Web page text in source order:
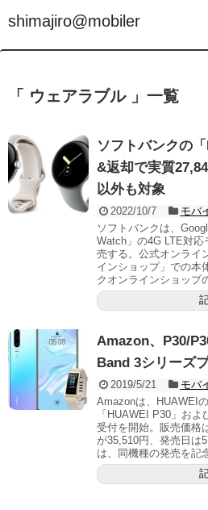
shimajiro@mobiler
「 ウェアラブル 」一覧
ソフトバンクの
&返却で実質
以外も対象
2022/10/7
モバ
ソフトバンクは、
Watch」の4G LTE対応
売する。公式オンライ
インショップ」での本
クオンラインショップ
Amazon、P30/
Band 3シリーズ
2019/5/21
モバ
Amazonは、HUAWEI
「HUAWEI P30」お
受付を開始。販売価格
が35,510円、発売日は
は、同機種の発売を記